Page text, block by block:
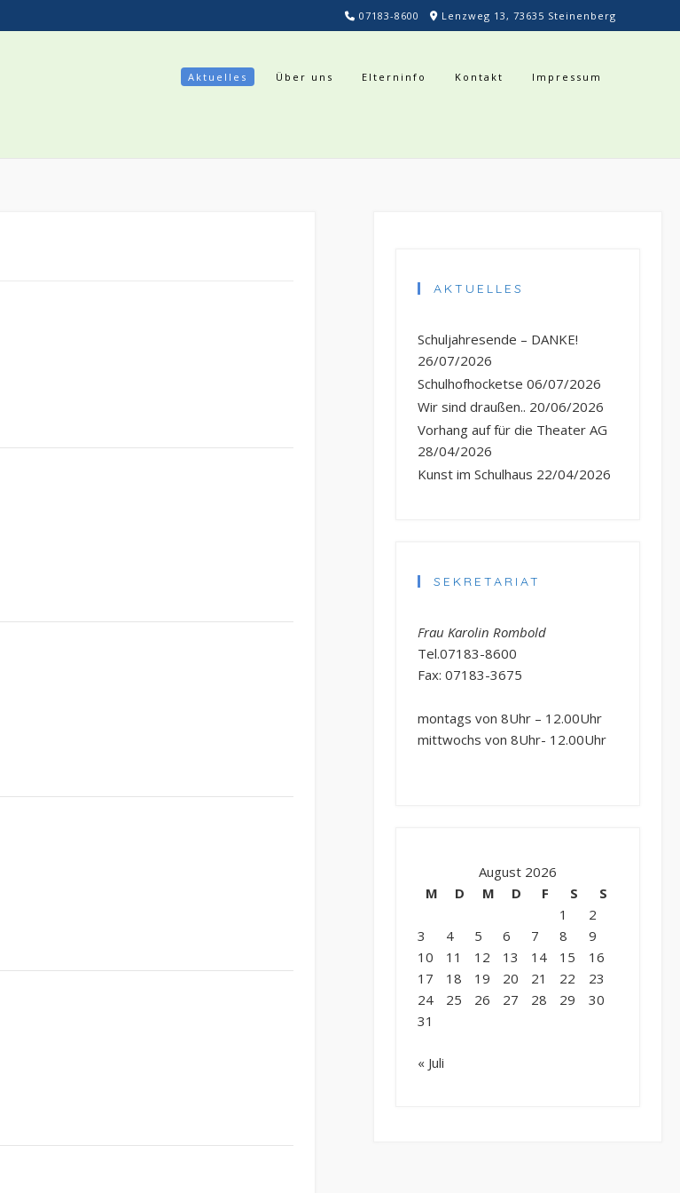
07183-8600 Lenzweg 13, 73635 Steinenberg
Aktuelles Über uns Elterninfo Kontakt Impressum
AKTUELLES
Schuljahresende – DANKE!
26/07/2026
Schulhofhocketse 06/07/2026
Wir sind draußen.. 20/06/2026
Vorhang auf für die Theater AG
28/04/2026
Kunst im Schulhaus 22/04/2026
SEKRETARIAT
Frau Karolin Rombold
Tel.07183-8600
Fax: 07183-3675
montags von 8Uhr – 12.00Uhr
mittwochs von 8Uhr- 12.00Uhr
August 2026
M
D M D F S
S
1
2
3
4 5 6 7 8
9
10
11 12 13 14 15
16
17
18 19 20 21 22
23
24
25 26 27 28 29
30
31
« Juli